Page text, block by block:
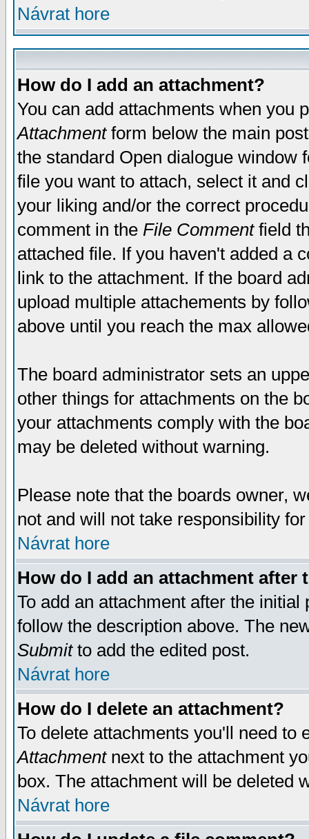
Návrat hore
How do I add an attachment?
You can add attachments when you
Attachmentform below the main
the standard Open dialogue window
file you want to attach, select it and
your liking and/or the correct
comment in the File Commentfield
attached file. If you haven't added a
link to the attachment. If the board
upload multiple attachements by
above until you reach the max
The board administrator sets an
other things for attachments on the
your attachments comply with the
may be deleted without warning.
Please note that the boards owner,
not and will not take responsibility
Návrat hore
How do I add an attachment after
To add an attachment after the
follow the description above. The
Submitto add the edited post.
Návrat hore
How do I delete an attachment?
To delete attachments you'll need
Attachmentnext to the attachment
box. The attachment will be deleted
Návrat hore